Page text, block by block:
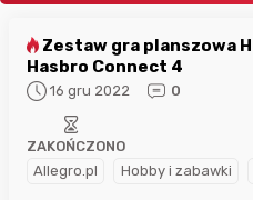
Hasbro Connect 4
16 gru 2022 0
Allegro.pl Hobby i zabawki
ZAKOŃCZONO